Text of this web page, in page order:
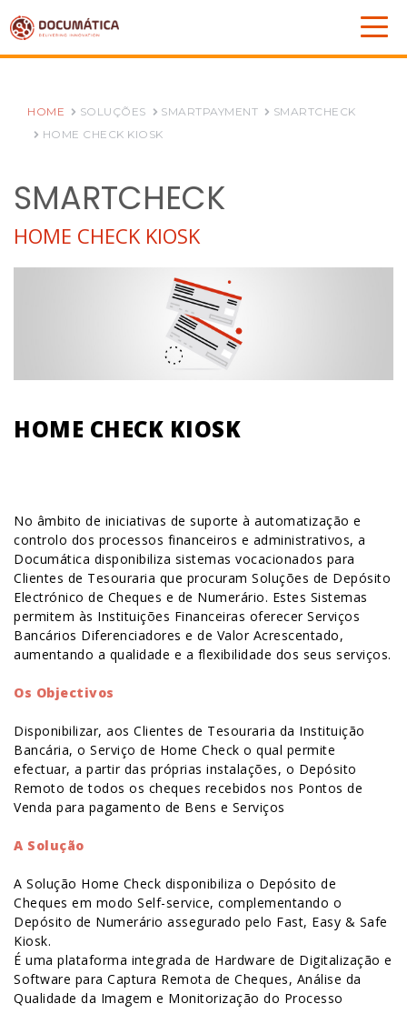
HOME SOLUÇÕES SMARTPAYMENT
SMARTCHECK
HOME CHECK KIOSK
SMARTCHECK
HOME CHECK KIOSK
HOME CHECK KIOSK
No âmbito de iniciativas de suporte à automatização e
controlo dos processos financeiros e administrativos, a
Documática disponibiliza sistemas vocacionados para
Clientes de Tesouraria que procuram Soluções de Depósito
Electrónico de Cheques e de Numerário. Estes Sistemas
permitem às Instituições Financeiras oferecer Serviços
Bancários Diferenciadores e de Valor Acrescentado,
aumentando a qualidade e a flexibilidade dos seus serviços.
Os Objectivos
Disponibilizar, aos Clientes de Tesouraria da Instituição
Bancária, o Serviço de Home Check o qual permite
efectuar, a partir das próprias instalações, o Depósito
Remoto de todos os cheques recebidos nos Pontos de
Venda para pagamento de Bens e Serviços
A Solução
A Solução Home Check disponibiliza o Depósito de
Cheques em modo Self-service, complementando o
Depósito de Numerário assegurado pelo Fast, Easy & Safe
Kiosk.
É uma plataforma integrada de Hardware de Digitalização e
Software para Captura Remota de Cheques, Análise da
Qualidade da Imagem e Monitorização do Processo